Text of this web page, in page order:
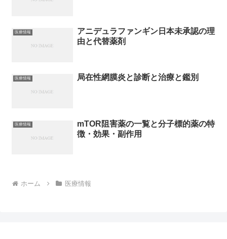
医療情報
アニデュラファンギン日本未承認の理
由と代替薬剤
医療情報 局在性網膜炎と診断と治療と鑑別
医療情報
mTOR阻害薬の一覧と分子標的薬の特
徴・効果・副作用
ホーム 医療情報